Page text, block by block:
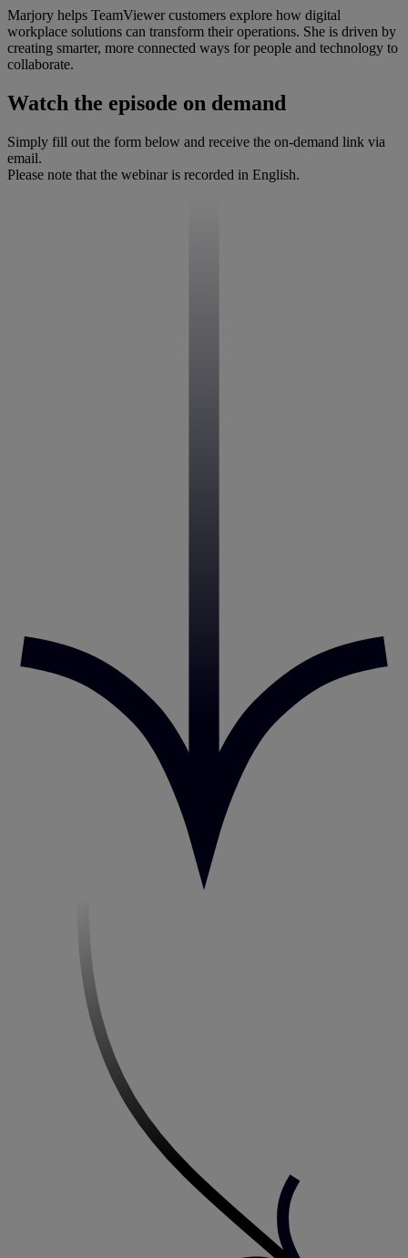
Marjory helps TeamViewer customers explore how digital
workplace solutions can transform their operations. She is driven by
creating smarter, more connected ways for people and technology to
collaborate.
Watch the episode on demand
Simply fill out the form below and receive the on-demand link via
email.
Please note that the webinar is recorded in English.